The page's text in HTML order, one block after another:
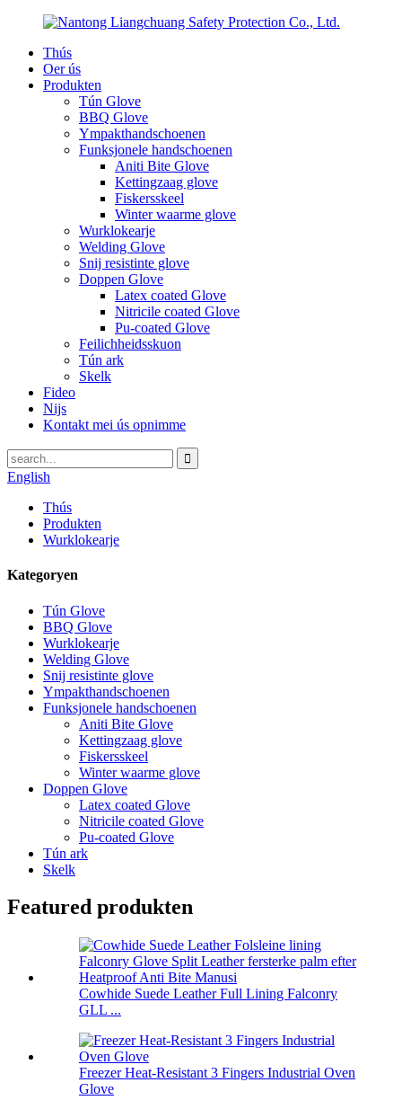
Thús
Oer ús
Produkten
Tún Glove
BBQ Glove
Ympakthandschoenen
Funksjonele handschoenen
Aniti Bite Glove
Kettingzaag glove
Fiskersskeel
Winter waarme glove
Wurklokearje
Welding Glove
Snij resistinte glove
Doppen Glove
Latex coated Glove
Nitricile coated Glove
Pu-coated Glove
Feilichheidsskuon
Tún ark
Skelk
Fideo
Nijs
Kontakt mei ús opnimme
English
Thús
Produkten
Wurklokearje
Kategoryen
Tún Glove
BBQ Glove
Wurklokearje
Welding Glove
Snij resistinte glove
Ympakthandschoenen
Funksjonele handschoenen
Aniti Bite Glove
Kettingzaag glove
Fiskersskeel
Winter waarme glove
Doppen Glove
Latex coated Glove
Nitricile coated Glove
Pu-coated Glove
Tún ark
Skelk
Featured produkten
Cowhide Suede Leather Full Lining Falconry
GLL ...
Freezer Heat-Resistant 3 Fingers Industrial Oven
Glove